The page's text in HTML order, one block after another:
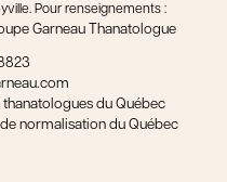
Pour renseignements :
du Québec
normalisation du Québec